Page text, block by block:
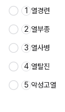
1 열경련
2 열부종
3 열사병
4 열탈진
5 악성고열